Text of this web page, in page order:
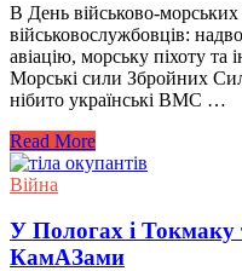
В День військово-
військовослужбовців:
авіацію, морську піхоту
Морські сили Збройних
нібито українські ВМС …
Read More
Війна
У Пологах і Токмаку
КамАЗами